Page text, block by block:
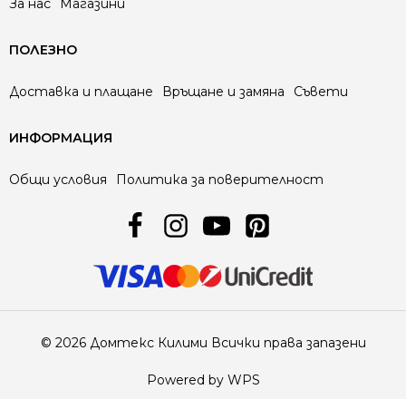
За нас Магазини
ПОЛЕЗНО
Доставка и плащане Връщане и замяна Съвети
ИНФОРМАЦИЯ
Общи условия Политика за поверителност
© 2026 Домтекс Килими Всички права запазени
Powered by WPS